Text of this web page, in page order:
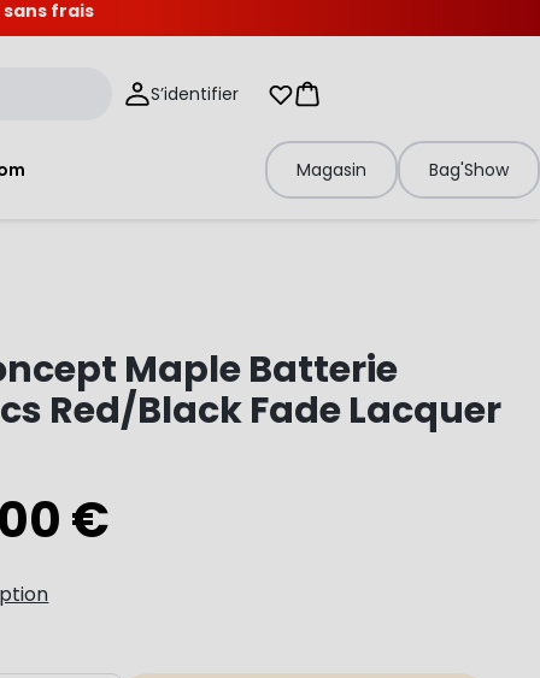
sans frais
S’identifier Mes listes d'envies
Panier
Magasin Bag'Show
Maple Batterie
Red/Black Fade Lacquer
€